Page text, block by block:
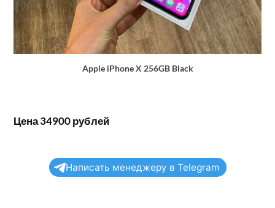
Apple iPhone X 256GB Black
Цена 34900 рублей
Написать менеджеру в Telegram